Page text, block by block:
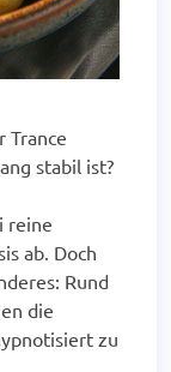
Trance
stabil ist?
reine
ab. Doch
Rund
die
zu